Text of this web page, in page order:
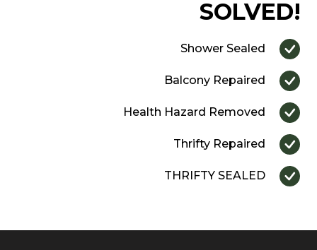
SOLVED!
Shower Sealed
Balcony Repaired
Health Hazard Removed
Thrifty Repaired
THRIFTY SEALED